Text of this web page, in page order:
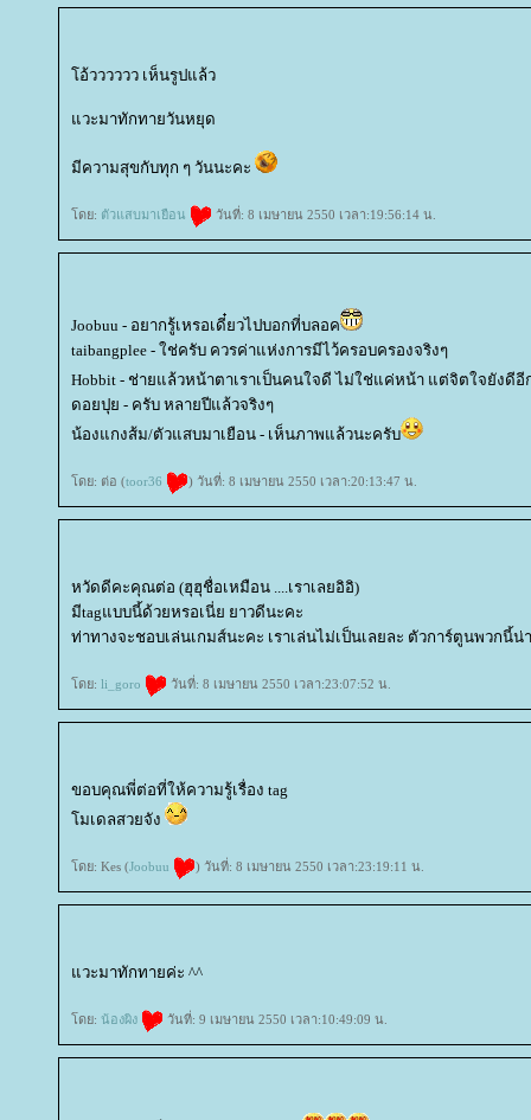
อ้วววววว เห็นรูปแล้ว
วะมาทักทายวันหยุด
มีความสุขกับทุก ๆ วันนะคะ
ดย: ตัวแสบมาเยือน วันที่: 8 เมษายน 2550 เวลา:19:56:14 น.
Joobuu - อยากรู้เหรอเดี๋ยวไปบอกที่บลอค
taibangplee - ใช่ครับ ควรค่าแห่งการมีไว้ครอบครองจริงๆ
Hobbit - ช่ายแล้วหน้าตาเราเป็นคนใจดี ไม่ใช่แค่หน้า แต่จิตใจยังดี
ดอยปุย - ครับ หลายปีแล้วจริงๆ
น้องแกงส้ม/ตัวแสบมาเยือน - เห็นภาพแล้วนะครับ
ดย: ต่อ (toor36 ) วันที่: 8 เมษายน 2550 เวลา:20:13:47 น.
หวัดดีคะคุณต่อ (ฮุฮุชื่อเหมือน ....เราเลยอิอิ)
มีtagแบบนี้ด้วยหรอเนี่ย ยาวดีนะคะ
ท่าทางจะชอบเล่นเกมส์นะคะ เราเล่นไม่เป็นเลยละ ตัวการ์ตูนพวกนี้น่
ดย: li_goro วันที่: 8 เมษายน 2550 เวลา:23:07:52 น.
ขอบคุณพี่ต่อที่ให้ความรู้เรื่อง tag
มเดลสวยจัง
ดย: Kes (Joobuu ) วันที่: 8 เมษายน 2550 เวลา:23:19:11 น.
วะมาทักทายค่ะ ^^
ดย: น้องผิง วันที่: 9 เมษายน 2550 เวลา:10:49:09 น.